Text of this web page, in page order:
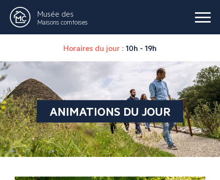
Musée des
Maisons comtoises
Horaires du jour : 10h - 19h
ANIMATIONS DU JOUR